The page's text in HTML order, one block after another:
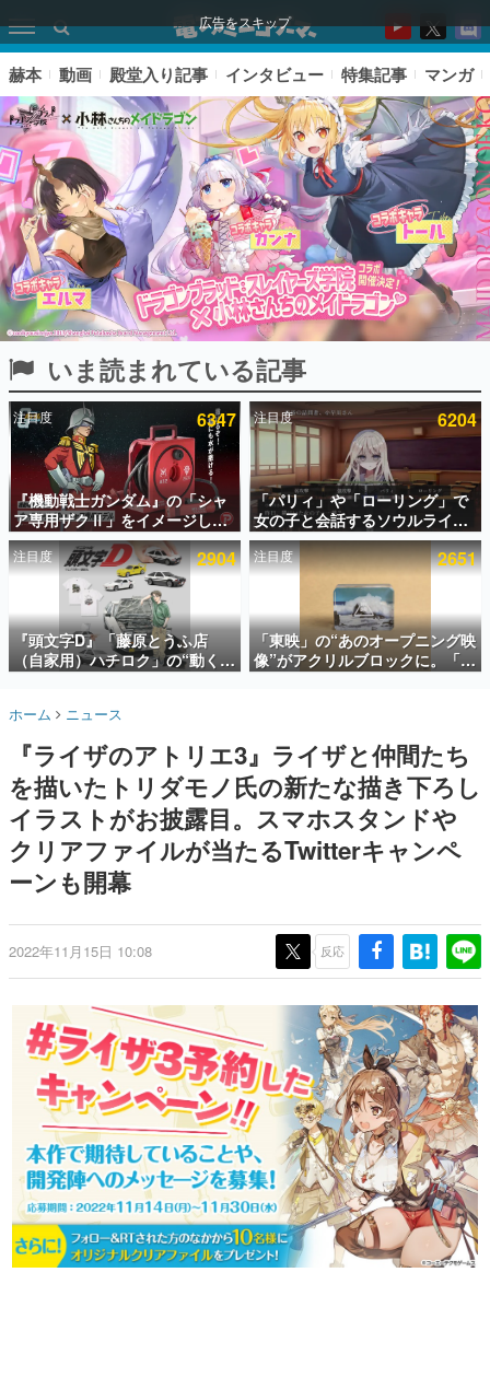
広告をスキップ
ピックアップ
電ファミのいま読まれている記事ランキング
アプリセール情報
インタビュー
連載・特集一覧
殿堂入り記事
SNS拡散数が数千以上！ ページビュー数万以上！ などな
ど。多くの人々に読まれた、電ファミ渾身の“殿堂入り”記
事をまとめました。
名作ゲームクリエイターの方々に製作時のエピソードをお
きます。
赫本
この物語を解いてはいけない。『赫本』は、〈試験問題〉
の形をした短編ホラー小説集です。
新世代に訊く
これからのデジタルゲーム市場を担う若きクリエイター達
ゲーム世代の作家たち
ゲームに多大な影響を受けた作家さんに取材し、ゲームが
画です。
日本モバイルゲーム産業史
日本のモバイルゲーム史における主要なトピック・タイト
ルを網羅するほか、開発者へのインタビューや識者による
解説を掲載。約20年の歴史が一望できる決定版！
若ゲのいたり〜ゲームクリエイターの青春〜
『うつヌケ』『ペンと箸』等で知られるマンガ家・田中圭
一先生によるゲーム業界レポートマンガです。
なんでゲームは面白い？
ゲーム開発者・hamatsu氏がゲームの魅力を画面や操作の
具体的な形から解き明かしていく、硬派で骨太な評論連載
赫本 動画 殿堂入り記事 インタビュー 特集記事 マンガ
いま読まれている記事
注目度 6347
『機動戦士ガンダム』の「シャ
ア専用ザクⅡ」をイメージした
散水ホースリールが予約開始。
本体にはシャアのパーソナルマ
ークやジオン公国軍のエンブレ
ム、型式番号などを配置
注目度 6204
「パリィ」や「ローリング」で
女の子と会話するソウルライク
恋愛ゲーム『小早川さんはソウ
ルライク』無料公開。返事に失
敗すると「YOU DIED」
注目度 2904
『頭文字D』「藤原とうふ店
（自家用）ハチロク」の“動くテ
ィッシュケース”が買えるポップ
ガの舞台である群馬の「イオン
ら8月20日までの期間限定で開
催予定
注目度 2651
「東映」の“あのオープニング映
像”がアクリルブロックに。「東
映ヒストリカル グッズコレクシ
ホーム ニュース
『ライザのアトリエ3』ライザと仲間たち
を描いたトリダモノ氏の新たな描き下ろし
イラストがお披露目。スマホスタンドや
クリアファイルが当たるTwitterキャンペ
ーンも開幕
2022年11月15日 10:08 反応